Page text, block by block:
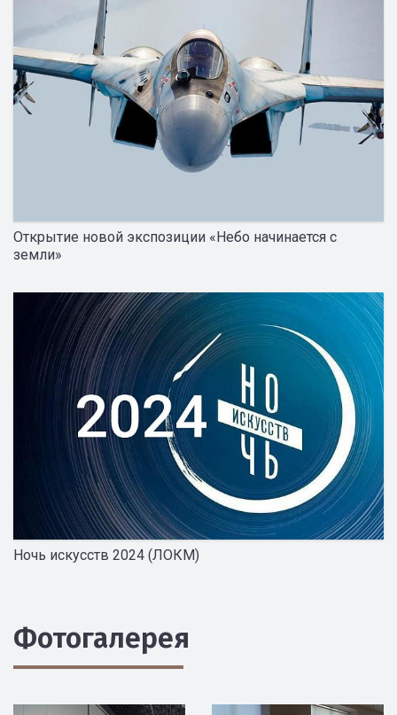
Открытие новой экспозиции «Небо начинается с
земли»
Ночь искусств 2024 (ЛОКМ)
Фотогалерея